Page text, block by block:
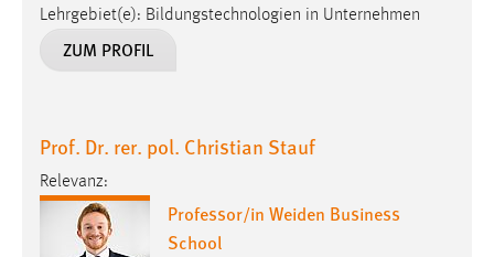
Lehrgebiet(e): Bildungstechnologien in Unternehmen
ZUM PROFIL
Prof. Dr. rer. pol. Christian Stauf
Relevanz:
Professor/in Weiden Business
School